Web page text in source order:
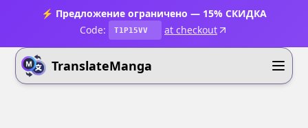
⚡ Предложение ограничено — 15% СКИДКА
Code:
T1P15VV at checkout
TranslateManga